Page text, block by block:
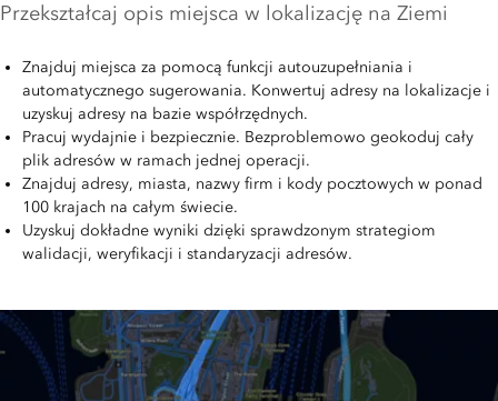
Przekształcaj opis miejsca w lokalizację na Ziemi
Znajduj miejsca za pomocą funkcji autouzupełniania i
automatycznego sugerowania. Konwertuj adresy na lokalizacje i
uzyskuj adresy na bazie współrzędnych.
Pracuj wydajnie i bezpiecznie. Bezproblemowo geokoduj cały
plik adresów w ramach jednej operacji.
Znajduj adresy, miasta, nazwy firm i kody pocztowych w ponad
100 krajach na całym świecie.
Uzyskuj dokładne wyniki dzięki sprawdzonym strategiom
walidacji, weryfikacji i standaryzacji adresów.